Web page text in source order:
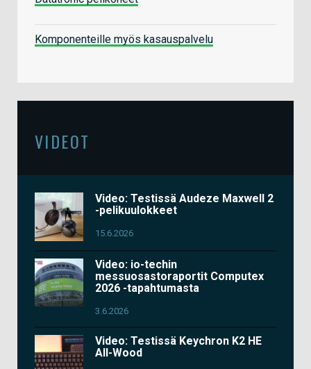
Komponenteille myös kasauspalvelu
VIDEOT
Video: Testissä Audeze Maxwell 2
-pelikuulokkeet
15.6.2026
Video: io-techin
messuosastoraportit Computex
2026 -tapahtumasta
3.6.2026
Video: Testissä Keychron K2 HE
All-Wood